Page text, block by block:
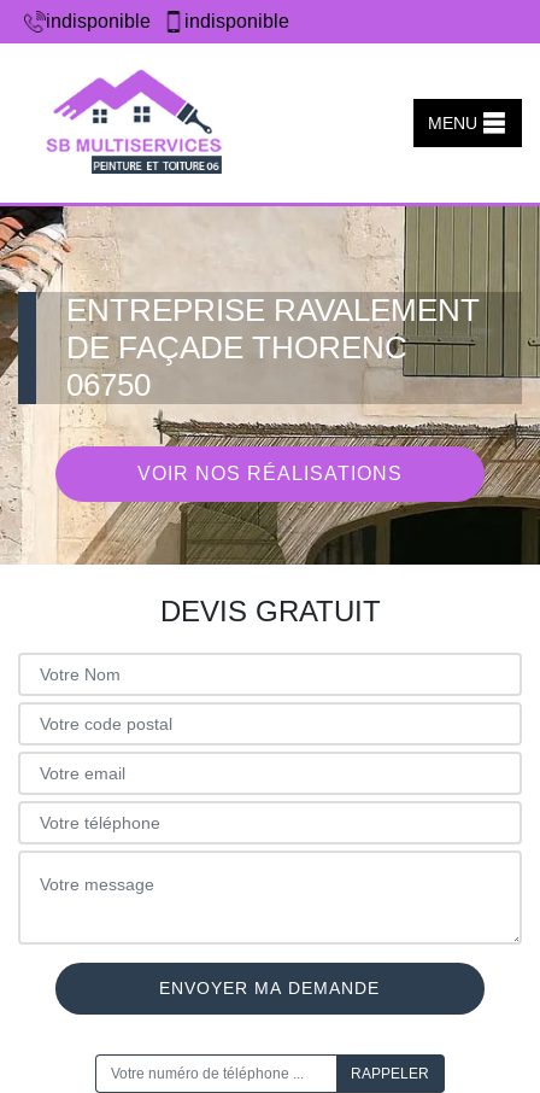
indisponible indisponible
MENU
ENTREPRISE RAVALEMENT
DE FAÇADE THORENC
06750
VOIR NOS RÉALISATIONS
DEVIS GRATUIT